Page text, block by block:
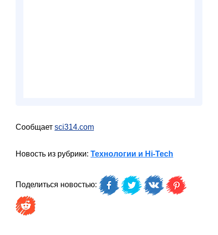
Сообщает sci314.com
Новость из рубрики: Технологии и Hi-Tech
Поделиться новостью: